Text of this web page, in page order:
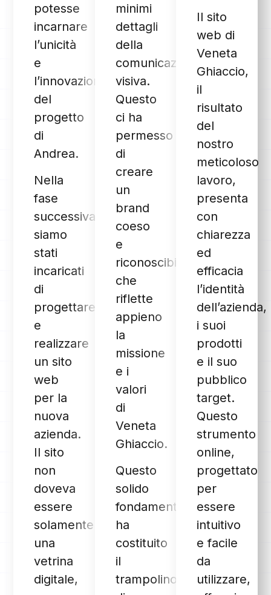
potesse
incarnare
l’unicità
e
l’innovazione
del
progetto
di
Andrea.
Nella
fase
successiva,
siamo
stati
incaricati
di
progettare
e
realizzare
un sito
web
per la
nuova
azienda.
Il sito
non
doveva
essere
solamente
una
vetrina
digitale,
minimi
dettagli
della
comunicazione
visiva.
Questo
ci ha
permesso
di
creare
un
brand
coeso
e
riconoscibile,
che
riflette
appieno
la
missione
e i
valori
di
Veneta
Ghiaccio.
Questo
solido
fondamento
ha
costituito
il
trampolino
Il sito
web di
Veneta
Ghiaccio,
il
risultato
del
nostro
meticoloso
lavoro,
presenta
con
chiarezza
ed
efficacia
l’identità
dell’azienda,
i suoi
prodotti
e il suo
pubblico
target.
Questo
strumento
online,
progettato
per
essere
intuitivo
e facile
da
utilizzare,